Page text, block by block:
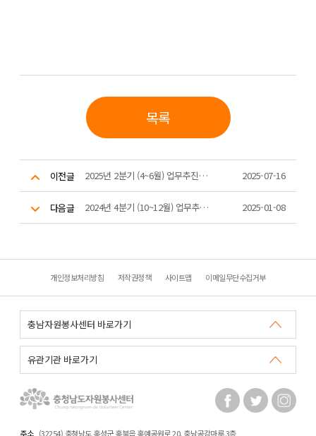
목록
이전글 2025년 2분기 (4~6월) 업무추진비 집행 내역 2025-07-16
다음글 2024년 4분기 (10~12월) 업무추진비 집행 내역 2025-01-08
개인정보처리방침 저작권정책 사이트맵 이메일무단수집거부
주소 (32254) 충청남도 홍성군 홍북읍 홍예공원로 20. 충남공감마루 3층